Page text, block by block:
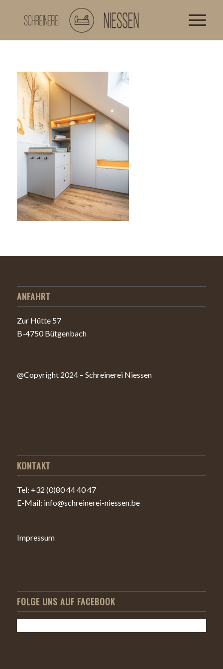
ANFAHRT
Zur Hütte 57
B-4750 Bütgenbach
@Copyright 2024 – Schreinerei Niessen
KONTAKT
Tel: +32 (0)80 44 40 47
E-Mail: info@schreinerei-niessen.be
Impressum
FOLGE UNS AUF FACEBOOK